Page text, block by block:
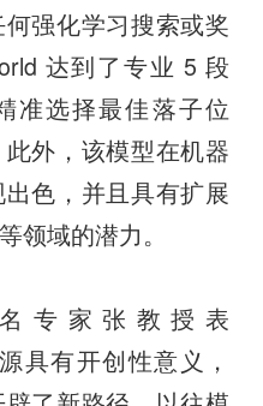
强化学习搜索或奖
达到了专业 5 段
准选择最佳落子位
外，该模型在机器
色，并且具有扩展
领域的潜力。
专家张教授表
具有开创性意义，